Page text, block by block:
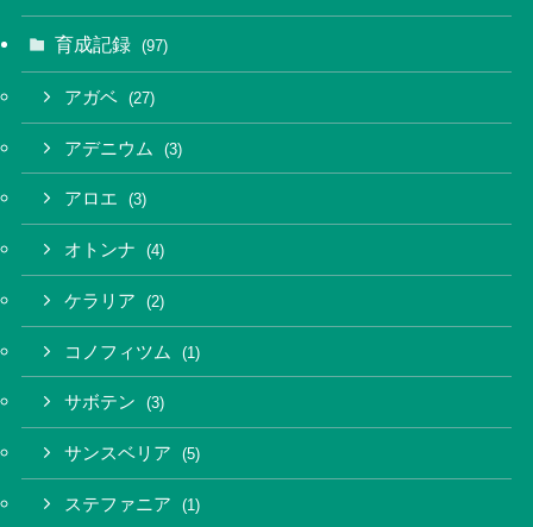
育成記録 (97)
アガベ (27)
アデニウム (3)
アロエ (3)
オトンナ (4)
ケラリア (2)
コノフィツム (1)
サボテン (3)
サンスベリア (5)
ステファニア (1)